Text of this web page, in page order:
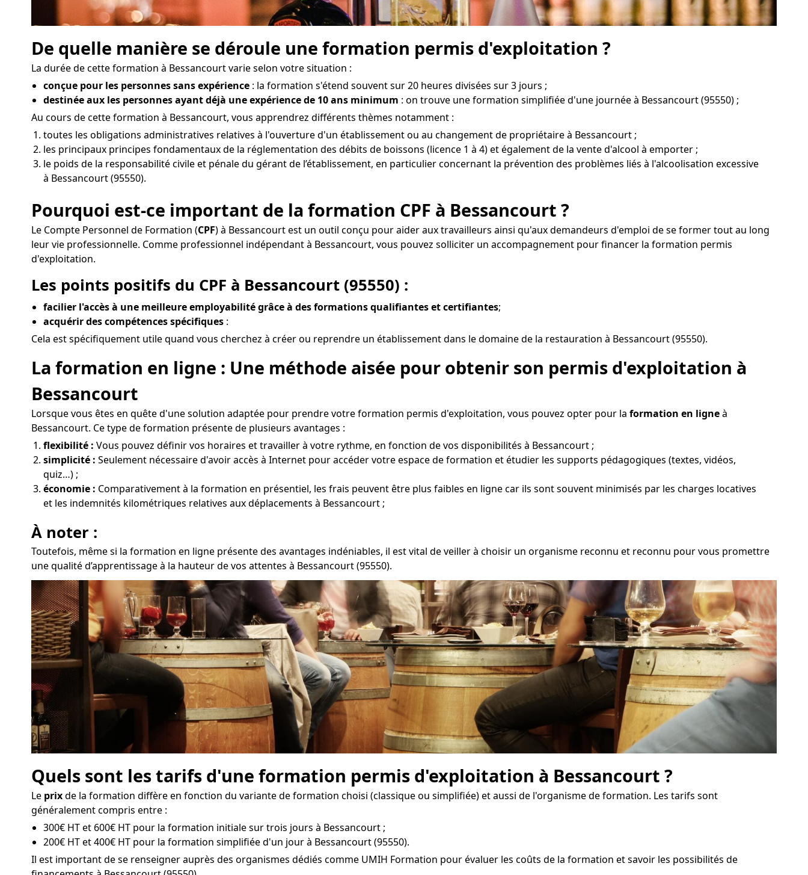
De quelle manière se déroule une formation permis d'exploitation ?
La durée de cette formation à Bessancourt varie selon votre situation :
conçue pour les personnes sans expérience : la formation s'étend souvent sur 20 heures divisées sur 3 jours ;
destinée aux les personnes ayant déjà une expérience de 10 ans minimum : on trouve une formation simplifiée d'une journée à Bessancourt (95550) ;
Au cours de cette formation à Bessancourt, vous apprendrez différents thèmes notamment :
toutes les obligations administratives relatives à l'ouverture d'un établissement ou au changement de propriétaire à Bessancourt ;
les principaux principes fondamentaux de la réglementation des débits de boissons (licence 1 à 4) et également de la vente d'alcool à emporter ;
le poids de la responsabilité civile et pénale du gérant de l’établissement, en particulier concernant la prévention des problèmes liés à l'alcoolisation excessive
à Bessancourt (95550).
Pourquoi est-ce important de la formation CPF à Bessancourt ?
Le Compte Personnel de Formation (CPF) à Bessancourt est un outil conçu pour aider aux travailleurs ainsi qu'aux demandeurs d'emploi de se former tout au long
leur vie professionnelle. Comme professionnel indépendant à Bessancourt, vous pouvez solliciter un accompagnement pour financer la formation permis
d'exploitation.
Les points positifs du CPF à Bessancourt (95550) :
facilier l'accès à une meilleure employabilité grâce à des formations qualifiantes et certifiantes;
acquérir des compétences spécifiques :
Cela est spécifiquement utile quand vous cherchez à créer ou reprendre un établissement dans le domaine de la restauration à Bessancourt (95550).
La formation en ligne : Une méthode aisée pour obtenir son permis d'exploitation à
Bessancourt
Lorsque vous êtes en quête d'une solution adaptée pour prendre votre formation permis d'exploitation, vous pouvez opter pour la formation en ligneà
Bessancourt. Ce type de formation présente de plusieurs avantages :
flexibilité : Vous pouvez définir vos horaires et travailler à votre rythme, en fonction de vos disponibilités à Bessancourt ;
simplicité : Seulement nécessaire d'avoir accès à Internet pour accéder votre espace de formation et étudier les supports pédagogiques (textes, vidéos,
quiz…) ;
économie : Comparativement à la formation en présentiel, les frais peuvent être plus faibles en ligne car ils sont souvent minimisés par les charges locatives
et les indemnités kilométriques relatives aux déplacements à Bessancourt ;
À noter :
Toutefois, même si la formation en ligne présente des avantages indéniables, il est vital de veiller à choisir un organisme reconnu et reconnu pour vous promettre
une qualité d’apprentissage à la hauteur de vos attentes à Bessancourt (95550).
Quels sont les tarifs d'une formation permis d'exploitation à Bessancourt ?
Le prixde la formation diffère en fonction du variante de formation choisi (classique ou simplifiée) et aussi de l'organisme de formation. Les tarifs sont
généralement compris entre :
300€ HT et 600€ HT pour la formation initiale sur trois jours à Bessancourt ;
200€ HT et 400€ HT pour la formation simplifiée d'un jour à Bessancourt (95550).
Il est important de se renseigner auprès des organismes dédiés comme UMIH Formation pour évaluer les coûts de la formation et savoir les possibilités de